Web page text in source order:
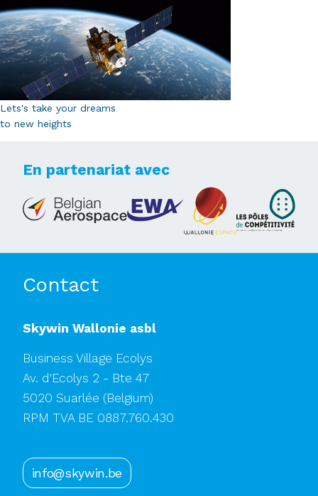
Lets's take your dreams
to new heights
En partenariat avec
Contact
Skywin Wallonie asbl
Business Village Ecolys
Av. d'Ecolys 2 - Bte 47
5020 Suarlée (Belgium)
RPM TVA BE 0887.760.430
info@skywin.be